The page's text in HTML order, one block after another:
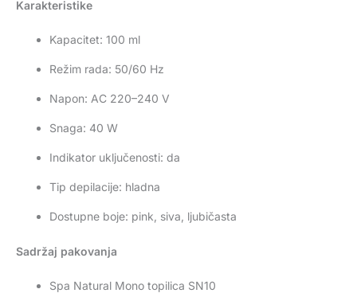
Karakteristike
Kapacitet: 100 ml
Režim rada: 50/60 Hz
Napon: AC 220–240 V
Snaga: 40 W
Indikator uključenosti: da
Tip depilacije: hladna
Dostupne boje: pink, siva, ljubičasta
Sadržaj pakovanja
Spa Natural Mono topilica SN10